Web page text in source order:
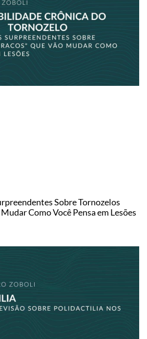
Sobre Tornozelos
Mudar Como Você Pensa em Lesões